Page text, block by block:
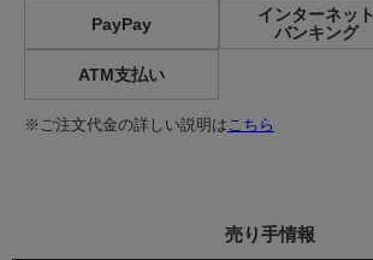
PayPay
インターネット
バンキング
ATM支払い
※ご注文代金の詳しい説明はこちら
売り手情報